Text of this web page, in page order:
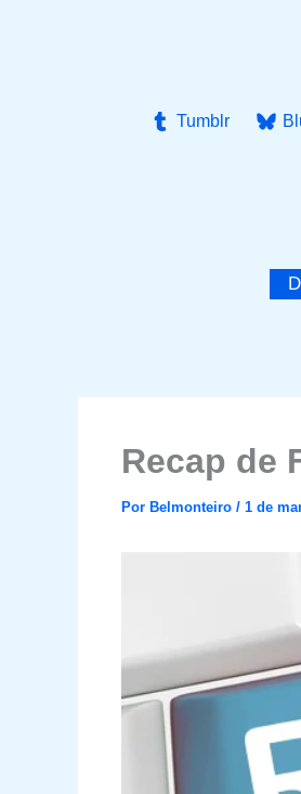
Tumblr
Recap de
Por Belmonteiro / 1 de